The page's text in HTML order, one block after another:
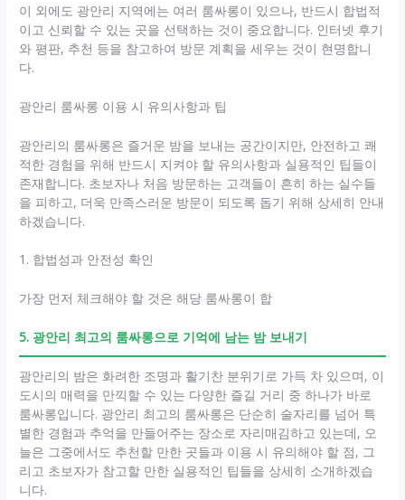
이 외에도 광안리 지역에는 여러 룸싸롱이 있으나, 반드시 합법적
이고 신뢰할 수 있는 곳을 선택하는 것이 중요합니다. 인터넷 후기
와 평판, 추천 등을 참고하여 방문 계획을 세우는 것이 현명합니
다.
광안리 룸싸롱 이용 시 유의사항과 팁
광안리의 룸싸롱은 즐거운 밤을 보내는 공간이지만, 안전하고 쾌
적한 경험을 위해 반드시 지켜야 할 유의사항과 실용적인 팁들이
존재합니다. 초보자나 처음 방문하는 고객들이 흔히 하는 실수들
을 피하고, 더욱 만족스러운 방문이 되도록 돕기 위해 상세히 안내
하겠습니다.
1. 합법성과 안전성 확인
가장 먼저 체크해야 할 것은 해당 룸싸롱이 합
5. 광안리 최고의 룸싸롱으로 기억에 남는 밤 보내기
광안리의 밤은 화려한 조명과 활기찬 분위기로 가득 차 있으며, 이
도시의 매력을 만끽할 수 있는 다양한 즐길 거리 중 하나가 바로
룸싸롱입니다. 광안리 최고의 룸싸롱은 단순히 술자리를 넘어 특
별한 경험과 추억을 만들어주는 장소로 자리매김하고 있는데, 오
늘은 그중에서도 추천할 만한 곳들과 이용 시 유의해야 할 점, 그
리고 초보자가 참고할 만한 실용적인 팁들을 상세히 소개하겠습
니다.